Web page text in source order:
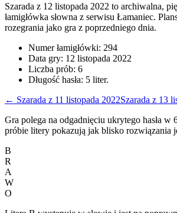
Szarada z 12 listopada 2022 to archiwalna,
łamigłówka słowna z serwisu Łamaniec.
rozegrania jako gra z poprzedniego dnia.
Numer łamigłówki: 294
Data gry: 12 listopada 2022
Liczba prób: 6
Długość hasła: 5 liter.
← Szarada z 11 listopada 2022Szarada z 13
Gra polega na odgadnięciu ukrytego hasła w
próbie litery pokazują jak blisko rozwiązania
B
R
A
W
O